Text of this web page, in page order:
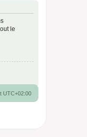
le
UTC+02:00